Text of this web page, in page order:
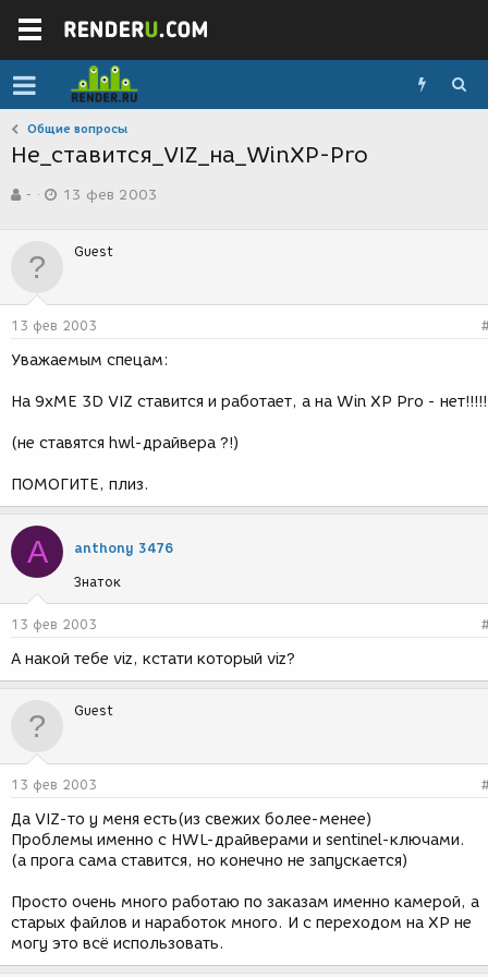
Общие вопросы
Не_ставится_VIZ_на_WinXP-Pro
в
р
м
-
а
д
н
я
13 фев 2003
Guest
13 фев 2003
Уважаемым спецам:
На 9хМЕ 3D VIZ ставится и работает, а на Win ХР Pro - нет!!!!!
(не ставятся hwl-драйвера ?!)
ПОМОГИТЕ, плиз.
A anthony 3476
Знаток
13 фев 2003
А накой тебе viz, кстати который viz?
Guest
13 фев 2003
Да VIZ-то у меня есть(из свежих более-менее)
Проблемы именно с HWL-драйверами и sentinel-ключами.
(а прога сама ставится, но конечно не запускается)
Просто очень много работаю по заказам именно камерой, а
старых файлов и наработок много. И с переходом на ХР не
могу это всё использовать.